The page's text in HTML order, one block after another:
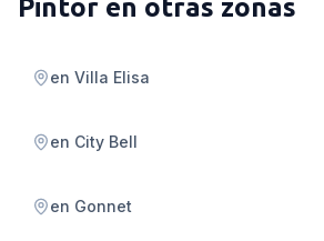
Pintor en otras zonas
en Villa Elisa
en City Bell
en Gonnet